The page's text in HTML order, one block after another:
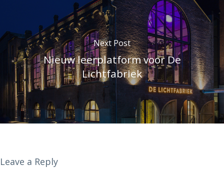
Next Post
Nieuw leerplatform voor De
Lichtfabriek
Leave a Reply